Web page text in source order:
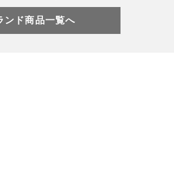
ンド商品一覧へ